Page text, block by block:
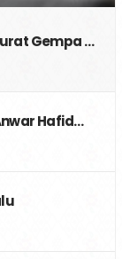
Gempa …
Hafid…